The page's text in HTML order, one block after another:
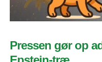
Pressen gør op